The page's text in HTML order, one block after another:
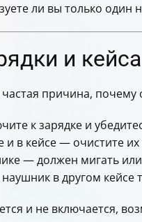
ли вы только
и кейса
причина, почему
к зарядке и
в кейсе — очистите
— должен мигать или
в другом
и не включается,